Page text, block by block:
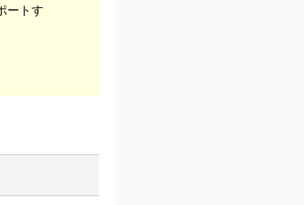
ートす